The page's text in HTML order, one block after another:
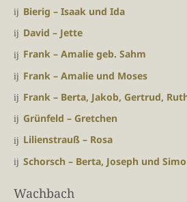
Bierig – Isaak und Ida
David – Jette
Frank – Amalie geb. Sahm
Frank – Amalie und Moses
Frank – Berta, Jakob, Gertrud,
Grünfeld – Gretchen
Lilienstrauß – Rosa
Schorsch – Berta, Joseph und
Wachbach